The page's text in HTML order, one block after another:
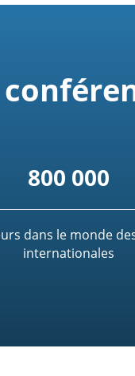
800 000
dans le monde
internationales